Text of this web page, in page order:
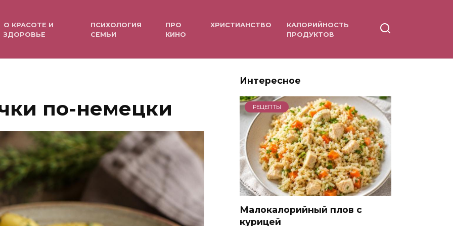
О КРАСОТЕ И
ЗДОРОВЬЕ
ПСИХОЛОГИЯ
СЕМЬИ
ПРО
КИНО
ХРИСТИАНСТВО
КАЛОРИЙНОСТЬ
ПРОДУКТОВ
по-немецки
Интересное
РЕЦЕПТЫ
Малокалорийный плов с
курицей